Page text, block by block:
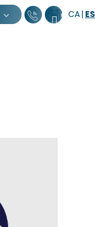
93 805 04
CA| ES